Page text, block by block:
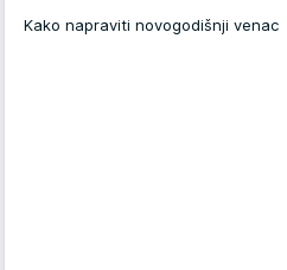
Kako napraviti novogodišnji venac